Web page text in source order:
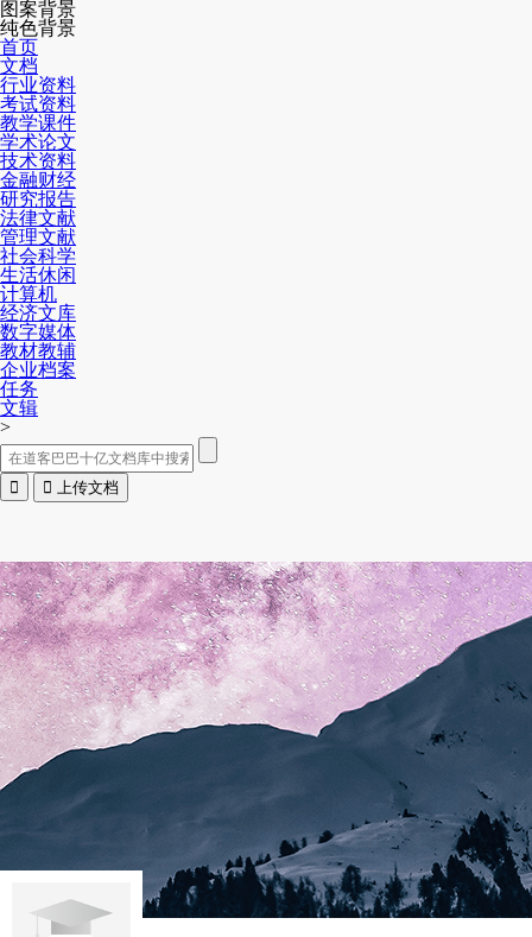
图案背景
纯色背景
首页
文档
行业资料
考试资料
教学课件
学术论文
技术资料
金融财经
研究报告
法律文献
管理文献
社会科学
生活休闲
计算机
经济文库
数字媒体
教材教辅
企业档案
任务
文辑
>
  上传文档